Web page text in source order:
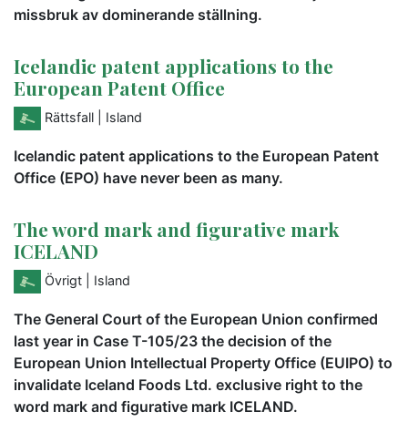
missbruk av dominerande ställning.
Icelandic patent applications to the
European Patent Office
Rättsfall | Island
Icelandic patent applications to the European Patent
Office (EPO) have never been as many.
The word mark and figurative mark
ICELAND
Övrigt | Island
The General Court of the European Union confirmed
last year in Case T-105/23 the decision of the
European Union Intellectual Property Office (EUIPO) to
invalidate Iceland Foods Ltd. exclusive right to the
word mark and figurative mark ICELAND.